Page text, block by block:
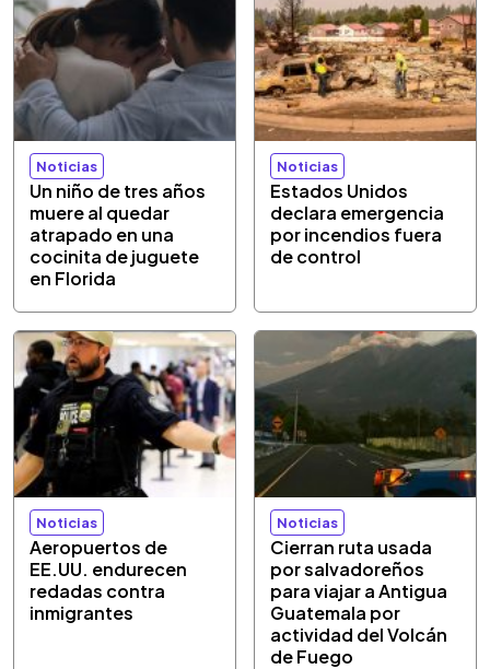
Noticias
Un niño de tres años
muere al quedar
atrapado en una
cocinita de juguete
en Florida
Noticias
Estados Unidos
declara emergencia
por incendios fuera
de control
Noticias
Aeropuertos de
EE.UU. endurecen
redadas contra
inmigrantes
Noticias
Cierran ruta usada
por salvadoreños
para viajar a Antigua
Guatemala por
actividad del Volcán
de Fuego